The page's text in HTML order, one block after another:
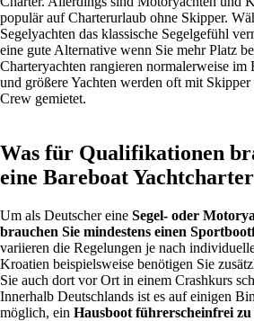
populär auf Charterurlaub ohne Skipper.
Segelyachten das klassische Segelgefühl
eine gute Alternative wenn Sie mehr Platz
Charteryachten rangieren normalerweise im
und größere Yachten werden oft mit
Crew gemietet.
Was für Qualifikationen
eine Bareboat
Um als Deutscher eine Segel- oder
brauchen Sie mindestens einen
variieren die Regelungen je nach
Kroatien beispielsweise benötigen Sie
Sie auch dort vor Ort in einem Crashkurs
Innerhalb Deutschlands ist es auf einigen
möglich, ein Hausboot führerscheinfrei